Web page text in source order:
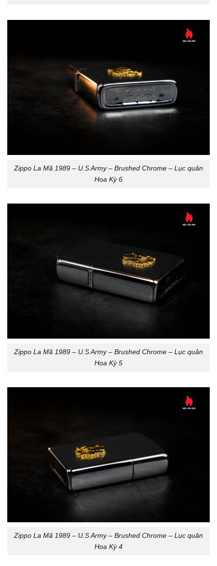
Zippo La Mã 1989 – U.S Army – Brushed Chrome – Lục quân
Hoa Kỳ 6
Zippo La Mã 1989 – U.S Army – Brushed Chrome – Lục quân
Hoa Kỳ 5
Zippo La Mã 1989 – U.S Army – Brushed Chrome – Lục quân
Hoa Kỳ 4